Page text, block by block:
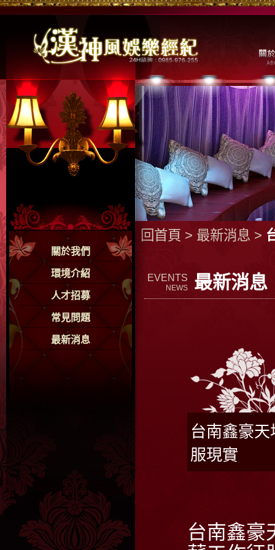
關於我們
環境介紹
人才招募
常見問題
最新消息
回首頁 > 最新消息 >
EVENTS
NEWS 最新消息
台南鑫豪
服現實
台南鑫豪